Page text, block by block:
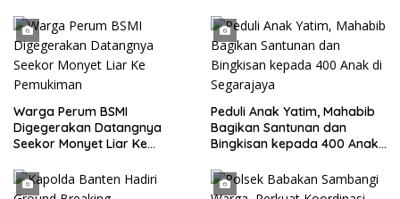
bersama Personilnya
Membagikan Bendera Merah
Putih Berserta Tiangnya
Warga Perum BSMI
Digegerakan Datangnya
Seekor Monyet Liar Ke
Peduli Anak Yatim, Mahabib
Bagikan Santunan dan
Bingkisan kepada 400 Anak